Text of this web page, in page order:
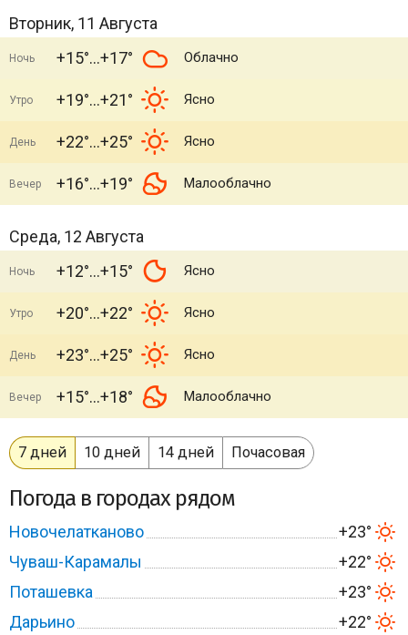
Вторник, 11 Августа
Ночь +15° +17° Облачно
Утро +19° +21° Ясно
День +22° +25° Ясно
Вечер +16° +19° Малооблачно
Среда, 12 Августа
Ночь +12° +15° Ясно
Утро +20° +22° Ясно
День +23° +25° Ясно
Вечер +15° +18° Малооблачно
7 дней 10 дней 14 дней Почасовая
Погода в городах рядом
Новочелатканово
+23°
Чуваш-Карамалы
+22°
Поташевка
+23°
Дарьино
+22°